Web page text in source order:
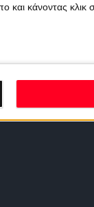
και κάνοντας